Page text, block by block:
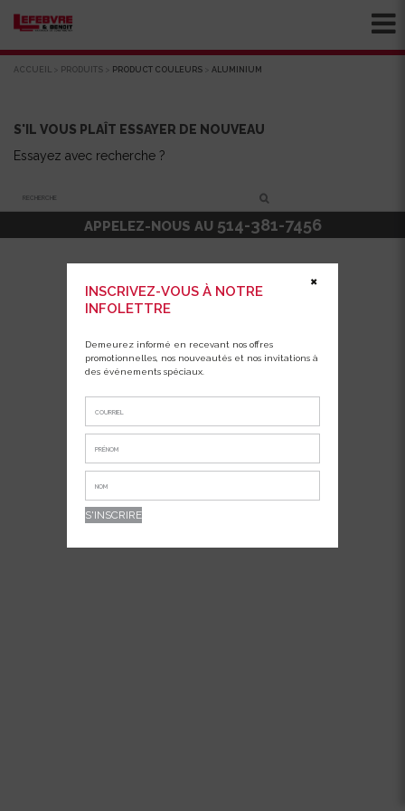
ACCUEIL > PRODUITS > PRODUCT COULEURS > ALUMINIUM
S'IL VOUS PLAÎT ESSAYER DE NOUVEAU
Essayez avec recherche ?
INSCRIVEZ-VOUS À NOTRE
INFOLETTRE
Demeurez informé en recevant nos offres
promotionnelles, nos nouveautés et nos invitations à
des événements spéciaux.
✖
APPELEZ-NOUS AU 514-381-7456